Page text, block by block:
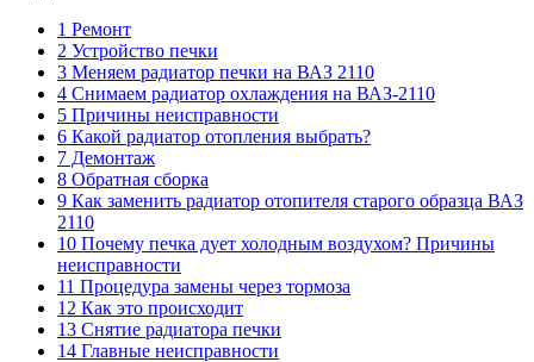
1 Ремонт
2 Устройство печки
3 Меняем радиатор печки на ВАЗ 2110
4 Снимаем радиатор охлаждения на ВАЗ-2110
5 Причины неисправности
6 Какой радиатор отопления выбрать?
7 Демонтаж
8 Обратная сборка
9 Как заменить радиатор отопителя старого образца ВАЗ
2110
10 Почему печка дует холодным воздухом? Причины
неисправности
11 Процедура замены через тормоза
12 Как это происходит
13 Снятие радиатора печки
14 Главные неисправности